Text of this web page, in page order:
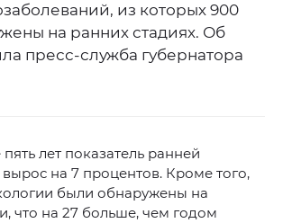
из которых 900
на ранних стадиях. Об
пресс-служба губернатора
лет показатель ранней
на 7 процентов. Кроме того,
были обнаружены на
что на 27 больше, чем годом